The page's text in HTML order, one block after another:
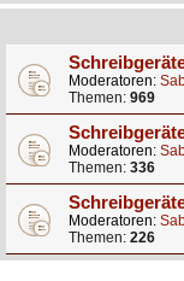
Moderatoren:
Themen: 969
Moderatoren:
Themen: 336
Moderatoren:
Themen: 226